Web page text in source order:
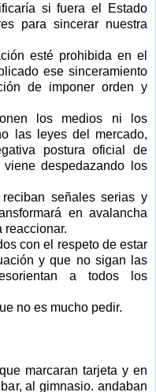
si fuera el Estado
para sincerar nuestra
esté prohibida en el
ese sinceramiento
de imponer orden y
los medios ni los
las leyes del mercado,
postura oficial de
despedazando los
señales serias y
en avalancha
reaccionar.
con el respeto de estar
y que no sigan las
a todos los
no es mucho pedir.
marcaran tarjeta y en
al gimnasio. andaban